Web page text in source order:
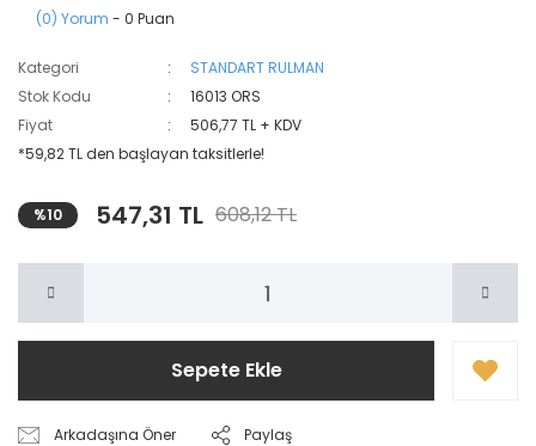
(0) Yorum - 0 Puan
Kategori
STANDART RULMAN
Stok Kodu
16013 ORS
Fiyat
506,77 TL + KDV
*59,82 TL den başlayan taksitlerle!
%10 547,31 TL 608,12 TL
Sepete Ekle
Arkadaşına Öner Paylaş